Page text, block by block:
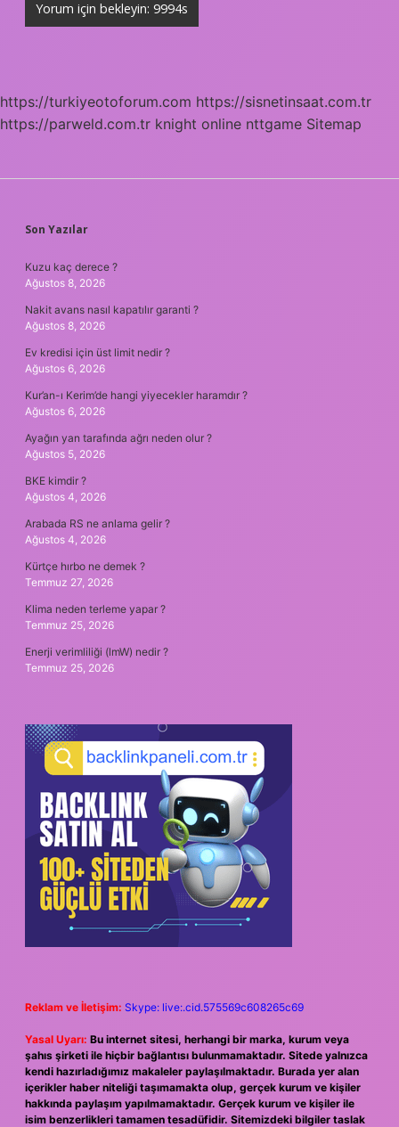
https://turkiyeotoforum.com https://sisnetinsaat.com.tr
https://parweld.com.tr knight online nttgame Sitemap
SIDEBAR
Son Yazılar
Kuzu kaç derece ?
Ağustos 8, 2026
Nakit avans nasıl kapatılır garanti ?
Ağustos 8, 2026
Ev kredisi için üst limit nedir ?
Ağustos 6, 2026
Kur’an-ı Kerim’de hangi yiyecekler haramdır ?
Ağustos 6, 2026
Ayağın yan tarafında ağrı neden olur ?
Ağustos 5, 2026
BKE kimdir ?
Ağustos 4, 2026
Arabada RS ne anlama gelir ?
Ağustos 4, 2026
Kürtçe hırbo ne demek ?
Temmuz 27, 2026
Klima neden terleme yapar ?
Temmuz 25, 2026
Enerji verimliliği (lmW) nedir ?
Temmuz 25, 2026
Reklam ve İletişim: Skype: live:.cid.575569c608265c69
Yasal Uyarı: Bu internet sitesi, herhangi bir marka, kurum veya
şahıs şirketi ile hiçbir bağlantısı bulunmamaktadır. Sitede yalnızca
kendi hazırladığımız makaleler paylaşılmaktadır. Burada yer alan
içerikler haber niteliği taşımamakta olup, gerçek kurum ve kişiler
hakkında paylaşım yapılmamaktadır. Gerçek kurum ve kişiler ile
isim benzerlikleri tamamen tesadüfidir. Sitemizdeki bilgiler taslak